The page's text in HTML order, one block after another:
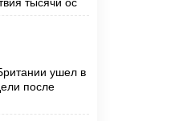
тысячи ос
ушел в
после